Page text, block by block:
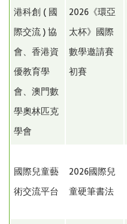
港科創 ( 國
際交流 ) 協
會、香港資
優教育學
會、澳門數
學奧林匹克
學會
2026《環亞
太杯》國際
數學邀請賽
初賽
國際兒童藝
術交流平台
2026國際兒
童硬筆書法